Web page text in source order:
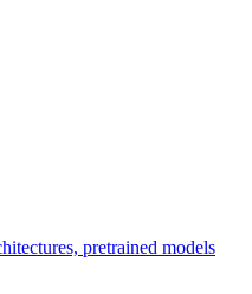
pretrained models